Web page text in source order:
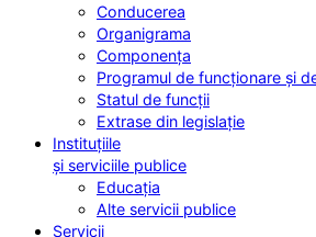
Conducerea
Organigrama
Componența
Programul de funcționare și
Statul de funcții
Extrase din legislație
Instituțiile
și serviciile publice
Educația
Alte servicii publice
Servicii